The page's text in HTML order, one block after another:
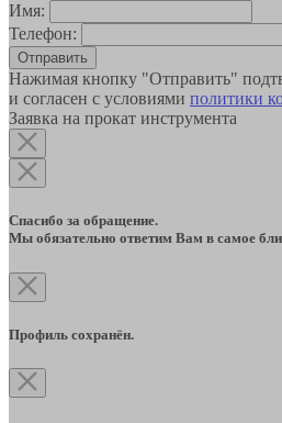
Имя:
Телефон:
Отправить
Нажимая кнопку "Отправить"
и согласен с условиями политики
Заявка на прокат инструмента
Спасибо за обращение.
Мы обязательно ответим Вам в самое
Профиль сохранён.